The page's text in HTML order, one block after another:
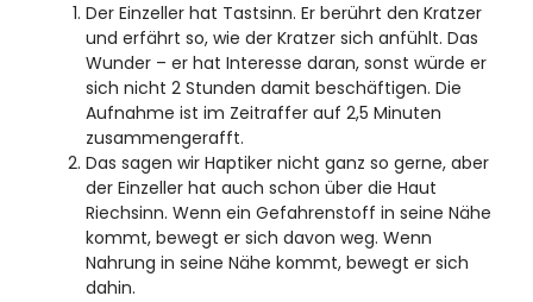
Der Einzeller hat Tastsinn. Er berührt den Kratzer
und erfährt so, wie der Kratzer sich anfühlt. Das
Wunder – er hat Interesse daran, sonst würde er
sich nicht 2 Stunden damit beschäftigen. Die
Aufnahme ist im Zeitraffer auf 2,5 Minuten
zusammengerafft.
Das sagen wir Haptiker nicht ganz so gerne, aber
der Einzeller hat auch schon über die Haut
Riechsinn. Wenn ein Gefahrenstoff in seine Nähe
kommt, bewegt er sich davon weg. Wenn
Nahrung in seine Nähe kommt, bewegt er sich
dahin.